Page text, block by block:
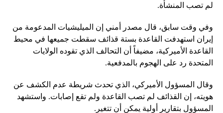
لم تصب المنشأة.
وفي وقت سابق، قال مصدر أمني إن الميليشيات المدعومة من
إيران استهدفت القاعدة بستة قذائف سقطت جميعها في محيط
القاعدة الأميركية، مضيفاً أن التحالف الذي تقوده الولايات
المتحدة رد على الهجوم بالمدفعية.
وقال المسؤول الأميركي، الذي تحدث شريطة عدم الكشف عن
هويته، إن القذائف لم تصب القاعدة ولم تقع إصابات. واستشهد
المسؤول بتقارير أولية يمكن أن تتغير.